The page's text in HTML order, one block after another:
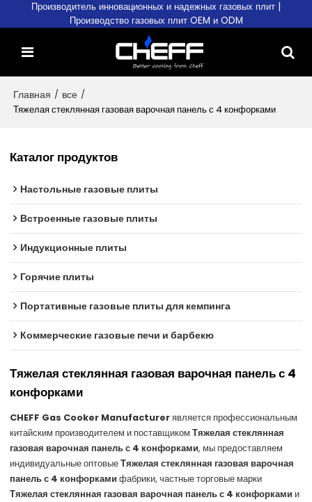
Производитель инновационных и надежных газовых плит |
Производство газовых плит OEM и ODM
Главная / все /
Тяжелая стеклянная газовая варочная панель с 4 конфорками
Каталог продуктов
Настольные газовые плиты
Встроенные газовые плиты
Индукционные плиты
Горячие плиты
Портативные газовые плиты для кемпинга
Коммерческие газовые печи и барбекю
Тяжелая стеклянная газовая варочная панель с 4
конфорками
CHEFF Gas Cooker Manufacturerявляется профессиональным
китайским производителем и поставщикомТяжелая стеклянная
газовая варочная панель с 4 конфорками, мы предоставляем
индивидуальные оптовыеТяжелая стеклянная газовая варочная
панель с 4 конфорками фабрики, частные торговые марки
Тяжелая стеклянная газовая варочная панель с 4 конфорками и